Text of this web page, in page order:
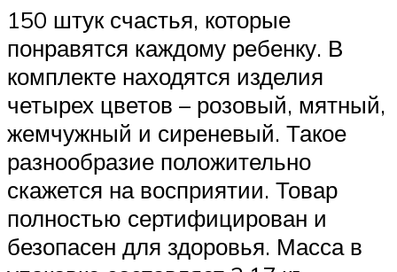
150 штук счастья, которые
понравятся каждому ребенку. В
комплекте находятся изделия
четырех цветов – розовый, мятный,
жемчужный и сиреневый. Такое
разнообразие положительно
скажется на восприятии. Товар
полностью сертифицирован и
безопасен для здоровья. Масса в